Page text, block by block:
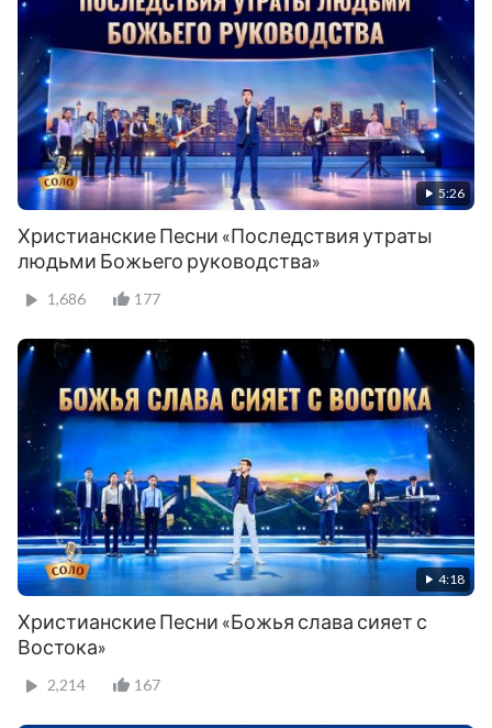
5:26
Христианские Песни «Последствия утраты
людьми Божьего руководства»
1,686 177
4:18
Христианские Песни «Божья слава сияет с
Востока»
2,214 167